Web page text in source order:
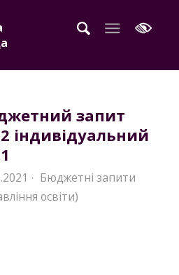
запит
індивідуальний
· Бюджетні запити
освіти)